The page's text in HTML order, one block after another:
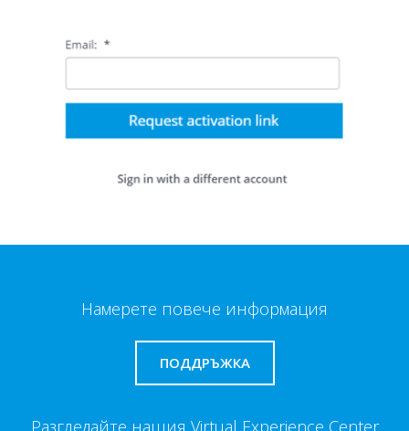
Намерете повече информация
ПОДДРЪЖКА
Разгледайте нашия Virtual Experience Center